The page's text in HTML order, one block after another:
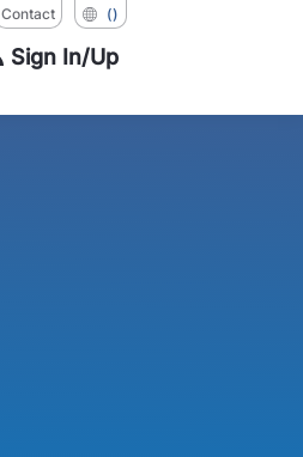
Contact ()
Sign In/Up